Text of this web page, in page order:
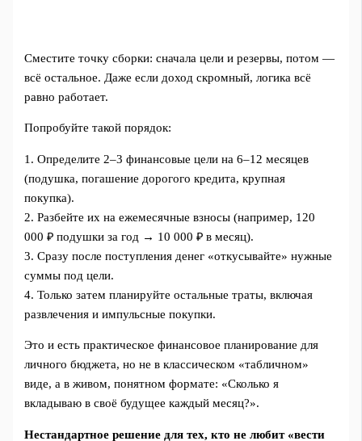
Сместите точку сборки: сначала цели и резервы, потом —
всё остальное. Даже если доход скромный, логика всё
равно работает.
Попробуйте такой порядок:
1. Определите 2–3 финансовые цели на 6–12 месяцев
(подушка, погашение дорогого кредита, крупная
покупка).
2. Разбейте их на ежемесячные взносы (например, 120
000 ₽ подушки за год → 10 000 ₽ в месяц).
3. Сразу после поступления денег «откусывайте» нужные
суммы под цели.
4. Только затем планируйте остальные траты, включая
развлечения и импульсные покупки.
Это и есть практическое финансовое планирование для
личного бюджета, но не в классическом «табличном»
виде, а в живом, понятном формате: «Сколько я
вкладываю в своё будущее каждый месяц?».
Нестандартное решение для тех, кто не любит «вести